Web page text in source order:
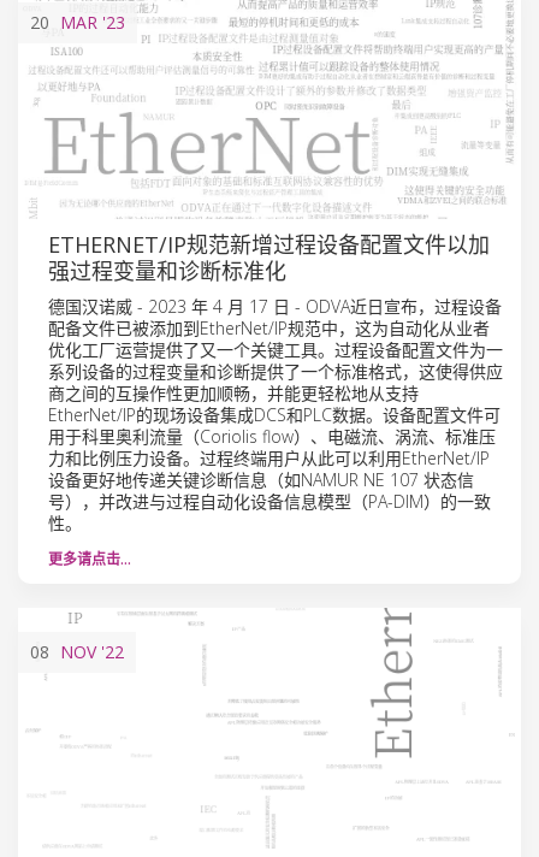
20 MAR '23
ETHERNET/IP规范新增过程设备配置文件以加
强过程变量和诊断标准化
德国汉诺威 - 2023 年 4 月 17 日 - ODVA近日宣布，过程设备
配备文件已被添加到EtherNet/IP规范中，这为自动化从业者
优化工厂运营提供了又一个关键工具。过程设备配置文件为一
系列设备的过程变量和诊断提供了一个标准格式，这使得供应
商之间的互操作性更加顺畅，并能更轻松地从支持
EtherNet/IP的现场设备集成DCS和PLC数据。设备配置文件可
用于科里奥利流量（Coriolis flow）、电磁流、涡流、标准压
力和比例压力设备。过程终端用户从此可以利用EtherNet/IP
设备更好地传递关键诊断信息（如NAMUR NE 107 状态信
号），并改进与过程自动化设备信息模型（PA-DIM）的一致
性。
更多请点击…
08 NOV'22